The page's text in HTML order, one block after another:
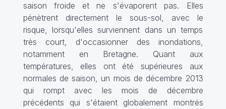
saison froide et ne s'évaporent pas. Elles
pénètrent directement le sous-sol, avec le
risque, lorsqu'elles surviennent dans un temps
très court, d'occasionner des inondations,
notamment en Bretagne. Quant aux
températures, elles ont été supérieures aux
normales de saison, un mois de décembre 2013
qui rompt avec les mois de décembre
précédents qui s'étaient globalement montrés